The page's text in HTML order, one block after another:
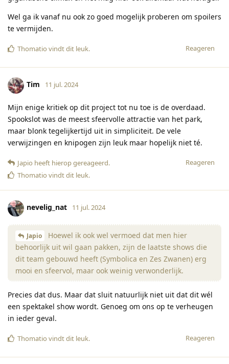
Wel ga ik vanaf nu ook zo goed mogelijk proberen om spoilers
te vermijden.
Reageren
Thomatio vindt dit leuk.
Tim 11 jul. 2024
Mijn enige kritiek op dit project tot nu toe is de overdaad.
Spookslot was de meest sfeervolle attractie van het park,
maar blonk tegelijkertijd uit in simpliciteit. De vele
verwijzingen en knipogen zijn leuk maar hopelijk niet té.
Reageren
Japio heeft hierop gereageerd.
Thomatio vindt dit leuk.
nevelig_nat 11 jul. 2024
Japio
Hoewel ik ook wel vermoed dat men hier
behoorlijk uit wil gaan pakken, zijn de laatste shows die
dit team gebouwd heeft (Symbolica en Zes Zwanen) erg
mooi en sfeervol, maar ook weinig verwonderlijk.
Precies dat dus. Maar dat sluit natuurlijk niet uit dat dit wél
een spektakel show wordt. Genoeg om ons op te verheugen
in ieder geval.
Reageren
Thomatio vindt dit leuk.